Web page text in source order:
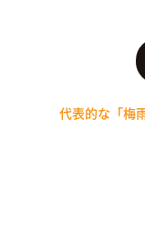
代表的な「梅